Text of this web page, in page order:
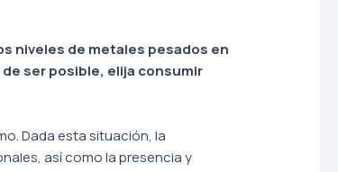
niveles de metales pesados en
ser posible, elija consumir
Dada esta situación, la
así como la presencia y